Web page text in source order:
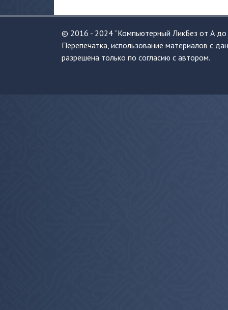
© 2016 - 2024 “Компьютерный ЛикБез от А до
Перепечатка, использование материалов с
разрешена только по согласию с автором.